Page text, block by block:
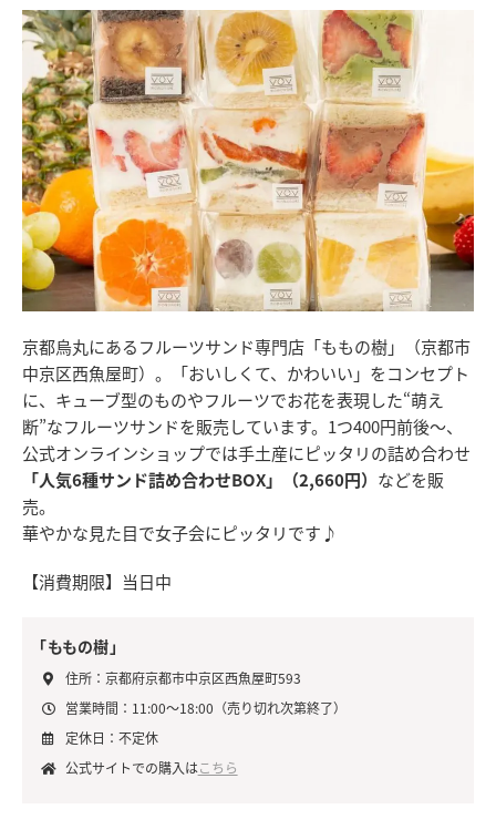
京都烏丸にあるフルーツサンド専門店「ももの樹」（京都市
中京区西魚屋町）。「おいしくて、かわいい」をコンセプト
に、キューブ型のものやフルーツでお花を表現した“萌え
断”なフルーツサンドを販売しています。1つ400円前後～、
公式オンラインショップでは手土産にピッタリの詰め合わせ
「人気6種サンド詰め合わせBOX」（2,660円） などを販
売。
華やかな見た目で女子会にピッタリです♪
【消費期限】当日中
「ももの樹」
住所：京都府京都市中京区西魚屋町593
営業時間：11:00～18:00（売り切れ次第終了）
定休日：不定休
公式サイトでの購入はこちら